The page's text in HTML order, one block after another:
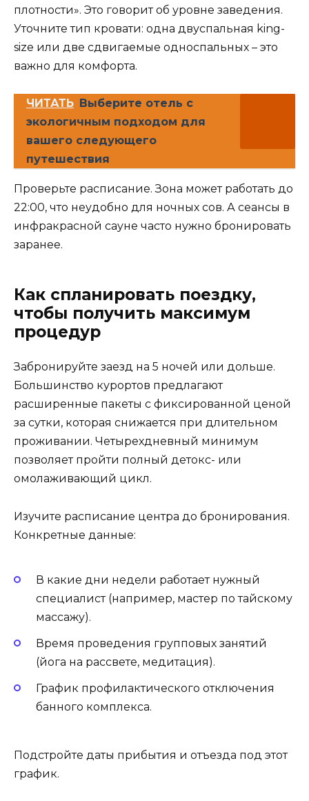
плотности». Это говорит об уровне заведения.
Уточните тип кровати: одна двуспальная king-
size или две сдвигаемые односпальных – это
важно для комфорта.
ЧИТАТЬ Выберите отель с
экологичным подходом для
вашего следующего
путешествия
Проверьте расписание. Зона может работать до
22:00, что неудобно для ночных сов. А сеансы в
инфракрасной сауне часто нужно бронировать
заранее.
Как спланировать поездку,
чтобы получить максимум
процедур
Забронируйте заезд на 5 ночей или дольше.
Большинство курортов предлагают
расширенные пакеты с фиксированной ценой
за сутки, которая снижается при длительном
проживании. Четырехдневный минимум
позволяет пройти полный детокс- или
омолаживающий цикл.
Изучите расписание центра до бронирования.
Конкретные данные:
В какие дни недели работает нужный
специалист (например, мастер по тайскому
массажу).
Время проведения групповых занятий
(йога на рассвете, медитация).
График профилактического отключения
банного комплекса.
Подстройте даты прибытия и отъезда под этот
график.